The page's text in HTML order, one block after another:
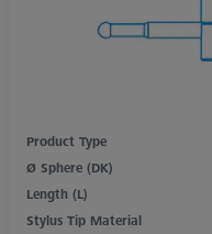
Product Type
Ø Sphere (DK)
Length (L)
Stylus Tip Material